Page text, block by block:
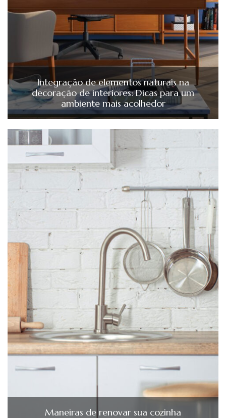
Integração de elementos naturais na
decoração de interiores: Dicas para um
ambiente mais acolhedor
Maneiras de renovar sua cozinha